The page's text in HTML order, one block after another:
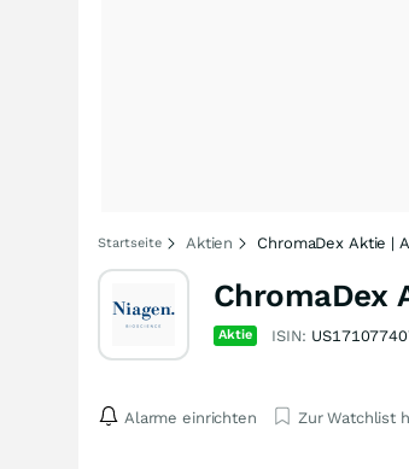
Startseite Aktien ChromaDex Aktie |
ChromaDex
Aktie ISIN:
Alarme einrichten Zur Watchlist